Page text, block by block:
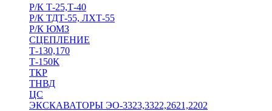
Р/К Т-25,Т-40
Р/К ТДТ-55, ЛХТ-55
Р/К ЮМЗ
СЦЕПЛЕНИЕ
Т-130,170
Т-150К
ТКР
ТНВД
ЦС
ЭКСКАВАТОРЫ ЭО-3323,3322,2621,2202